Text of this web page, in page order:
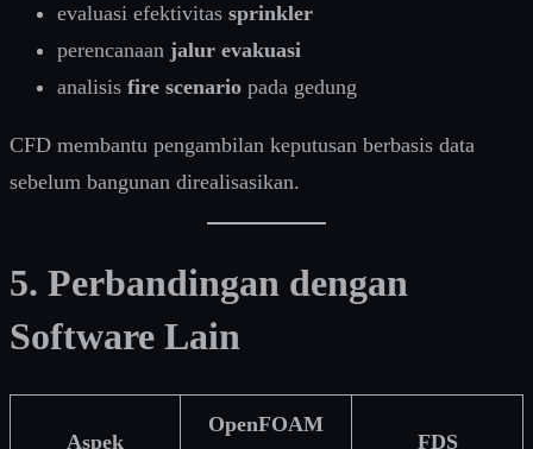
evaluasi efektivitas sprinkler
perencanaan jalur evakuasi
analisis fire scenario pada gedung
CFD membantu pengambilan keputusan berbasis data
sebelum bangunan direalisasikan.
5. Perbandingan dengan
Software Lain
Aspek
OpenFOAM
FDS